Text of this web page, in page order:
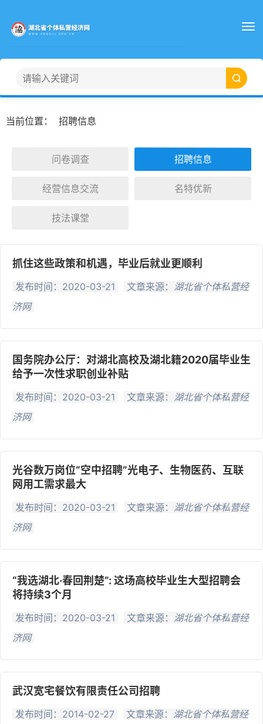
当前位置： 招聘信息
问卷调查 招聘信息
经营信息交流 名特优新
技法课堂
抓住这些政策和机遇，毕业后就业更顺利
发布时间：2020-03-21 文章来源： 湖北省个体私营经
济网
国务院办公厅：对湖北高校及湖北籍2020届毕业生
给予一次性求职创业补贴
发布时间：2020-03-21 文章来源： 湖北省个体私营经
济网
光谷数万岗位“空中招聘”光电子、生物医药、互联
网用工需求最大
发布时间：2020-03-21 文章来源： 湖北省个体私营经
济网
“我选湖北·春回荆楚”: 这场高校毕业生大型招聘会
将持续3个月
发布时间：2020-03-21 文章来源： 湖北省个体私营经
济网
武汉宽宅餐饮有限责任公司招聘
发布时间：2014-02-27 文章来源： 湖北省个体私营经